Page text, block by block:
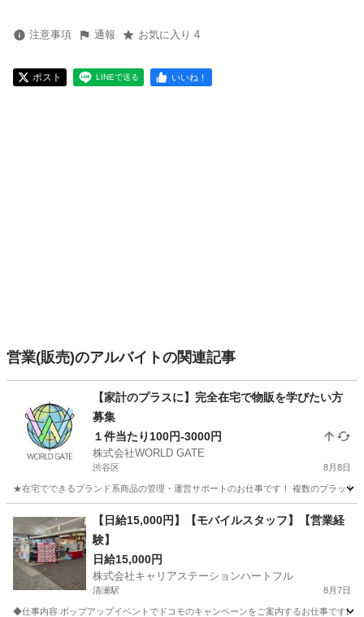
注意事項 通報 お気に入り 4
ポスト LINEで送る いいね！
営業(販売)のアルバイトの関連記事
【家計のプラスに】完全在宅で物販を学びたい方
募集
１件当たり100円-3000円
株式会社WORLD GATE
渋谷区 8月8日
★在宅でできるブランド系商品の管理・運営サポートのお仕事です！ 複数のプラッ
販売
【日給15,000円】【モバイルスタッフ】【営業経
験】
日給15,000円
株式会社キャリアステーションハートフル
清瀬駅 8月7日
◆仕事内容 ポップアップイベントでドコモのキャンペーンをご案内するお仕事です❗